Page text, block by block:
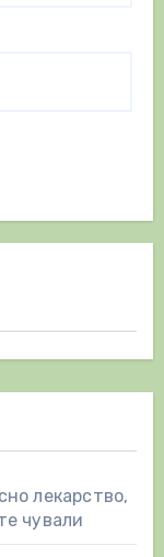
лекарство,
чували